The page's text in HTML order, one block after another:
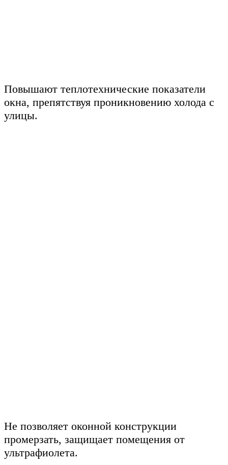
Повышают теплотехнические показатели
окна, препятствуя проникновению холода с
улицы.
Не позволяет оконной конструкции
промерзать, защищает помещения от
ультрафиолета.